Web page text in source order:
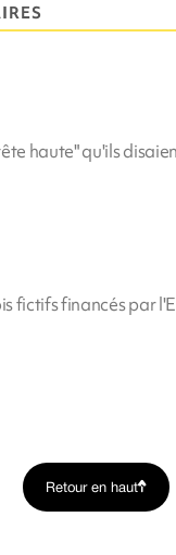
haute" qu'ils
fictifs financés par
Retour en haut